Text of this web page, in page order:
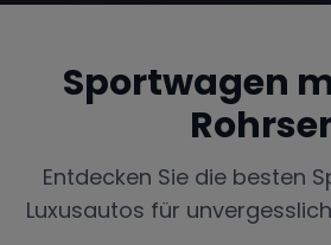
Sportwagen
Entdecken Sie die besten
Luxusautos für